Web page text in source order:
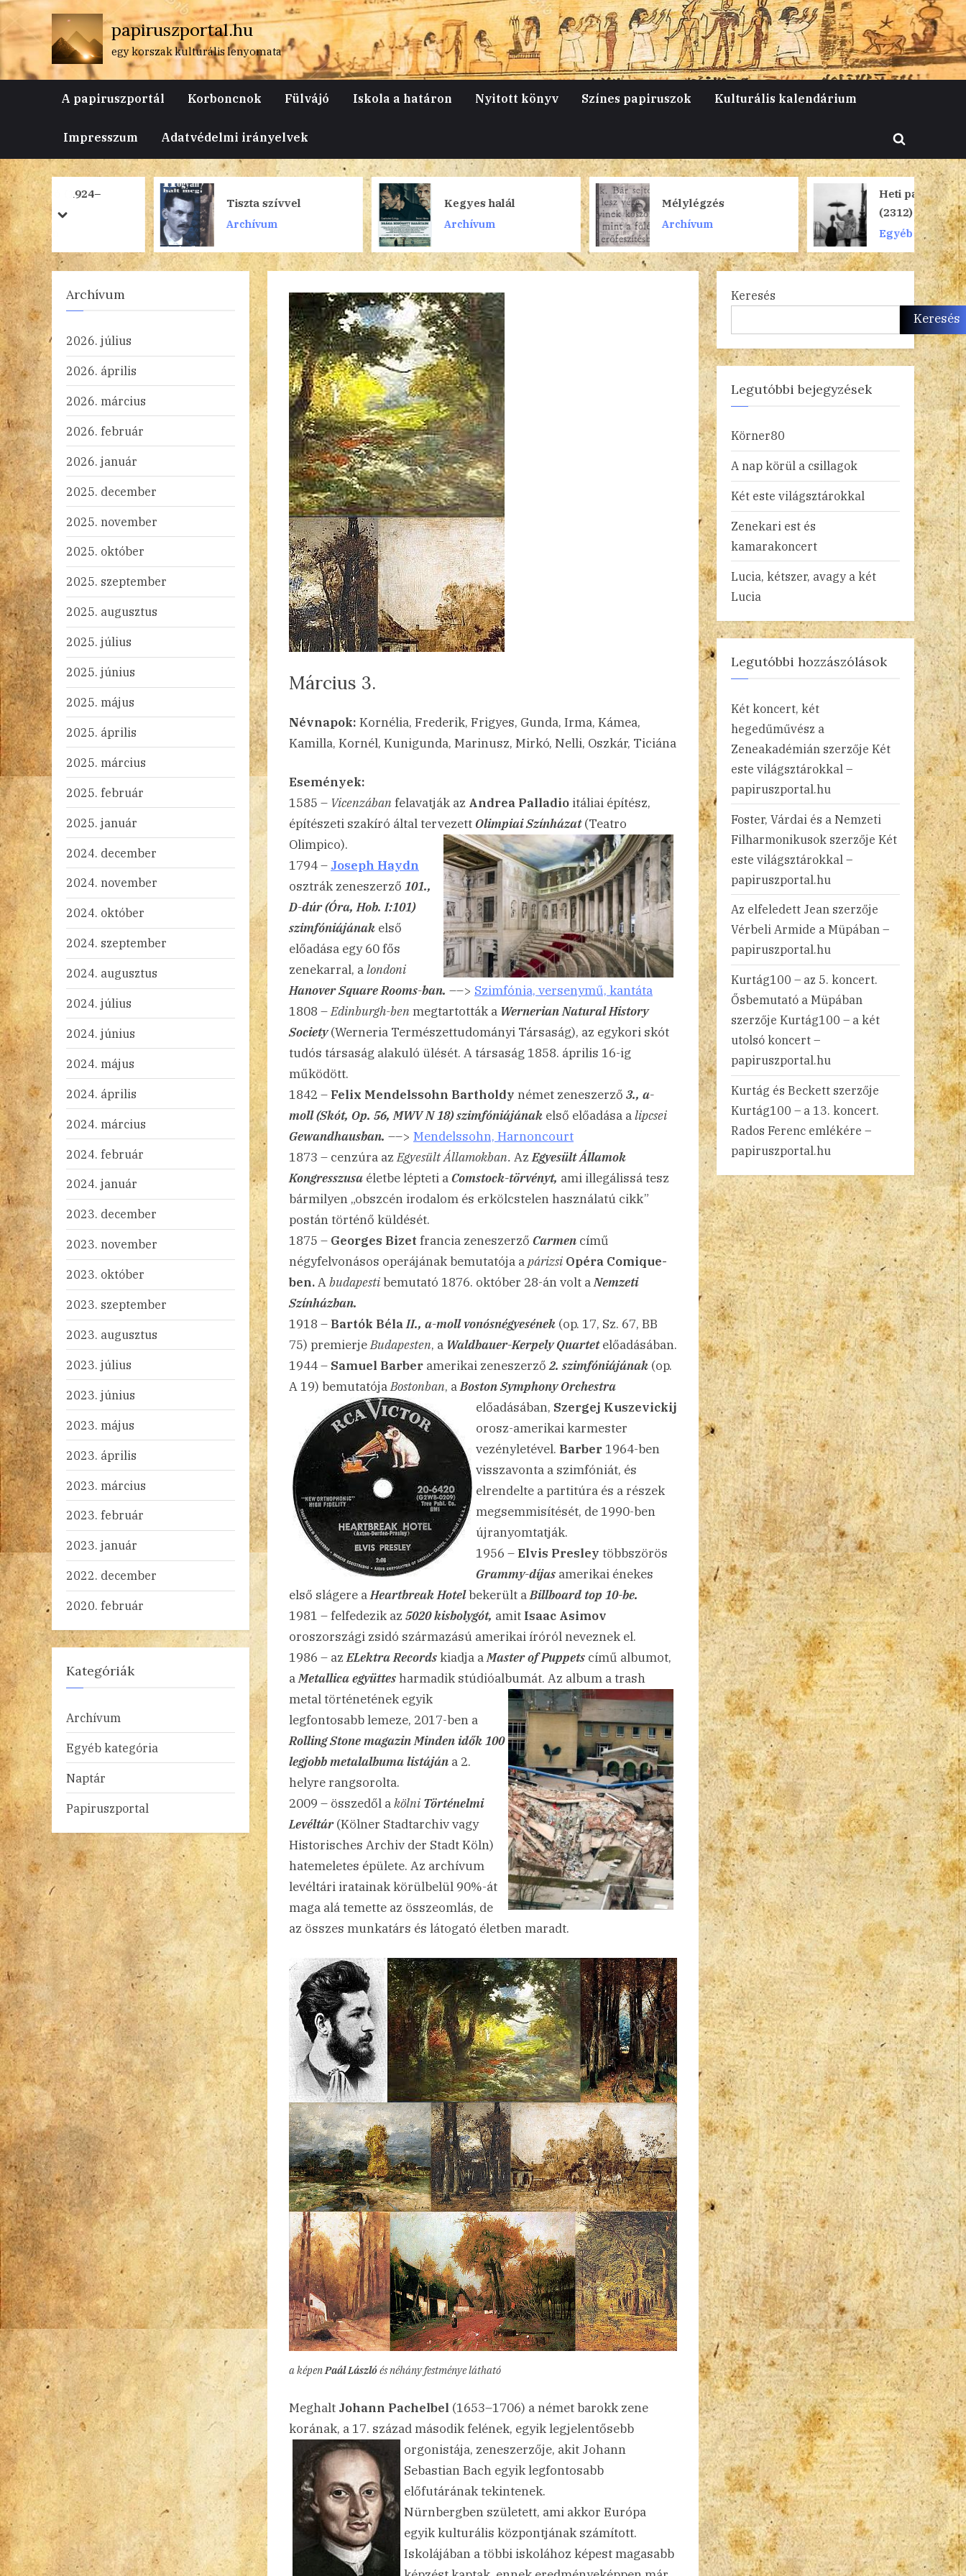
Skip
to
content
papiruszportal.hu
egy korszak kulturális lenyomata
A papiruszportál Korboncnok Fülvájó Iskola a határon Nyitott könyv Színes papiruszok Kulturális kalendárium
Impresszum Adatvédelmi irányelvek
Toggle
search
form
Tiszta szívvel
Archívum
Kegyes halál
Archívum
Mélylégzés
Archívum
Heti papiruszok
(2312)
Egyéb kategória
prev
next
Március 3.
2023.03.03.
Nincs hozzászólása(z)
Március
3.
Névnapok: Kornélia, Frederik, Frigyes, Gunda, Irma, Kámea,
Kamilla, Kornél, Kunigunda, Marinusz, Mirkó, Nelli, Oszkár, Ticiána
Események:
1585 – Vicenzábanfelavatják az Andrea Palladio itáliai építész,
építészeti szakíró által tervezett Olimpiai Színházat(Teatro
Olimpico).
1794 – Joseph Haydn
osztrák zeneszerző 101.,
D-dúr (Óra, Hob. I:101)
szimfóniájának első
előadása egy 60 fős
zenekarral, alondoni
Hanover Square Rooms-ban. ––> Szimfónia, versenymű, kantáta
1808 –Edinburgh-benmegtartották a Wernerian Natural History
Society(Werneria Természettudományi Társaság), az egykori skót
tudós társaság alakuló ülését. A társaság 1858. április 16-ig
működött.
1842 – Felix Mendelssohn Bartholdy német zeneszerző 3., a-
moll (Skót, Op. 56, MWV N 18) szimfóniájának első előadása alipcsei
Gewandhausban. ––> Mendelssohn, Harnoncourt
1873 – cenzúra azEgyesült Államokban. AzEgyesült Államok
Kongresszusa életbe lépteti aComstock-törvényt, ami illegálissá tesz
bármilyen „obszcén irodalom és erkölcstelen használatú cikk”
postán történő küldését.
1875 – Georges Bizet francia zeneszerző Carmen című
négyfelvonásos operájának bemutatója apárizsi Opéra Comique-
ben.Abudapestibemutató 1876. október 28-án volt aNemzeti
Színházban.
1918 – Bartók BélaII., a-moll vonósnégyesének (op. 17, Sz. 67, BB
75) premierjeBudapesten, a Waldbauer-Kerpely Quartetelőadásában.
1944 – Samuel Barber amerikai zeneszerző2. szimfóniájának (op.
A 19) bemutatójaBostonban, aBoston SymphonyOrchestra
előadásában, Szergej Kuszevickij
orosz-amerikai karmester
vezényletével. Barber 1964-ben
visszavonta a szimfóniát, és
elrendelte a partitúra és a részek
megsemmisítését, de 1990-ben
újranyomtatják.
1956 –Elvis Presley többszörös
Grammy-díjas amerikai énekes
első slágere aHeartbreak Hotelbekerült aBillboard top 10-be.
1981 – felfedezik az 5020 kisbolygót, amit Isaac Asimov
oroszországi zsidó származású amerikai íróról neveznek el.
1986 – azELektra Recordskiadja aMaster of Puppets című albumot,
aMetallica együttesharmadik stúdióalbumát. Az album a trash
metal történetének egyik
legfontosabb lemeze, 2017-ben a
Rolling Stone magazin Minden idők 100
legjobb metalalbuma listáján a 2.
helyre rangsorolta.
2009 – összedől akölni Történelmi
Levéltár(Kölner Stadtarchiv vagy
Historisches Archiv der Stadt Köln)
hatemeletes épülete. Az archívum
levéltári iratainak körülbelül 90%-át
maga alá temette az összeomlás, de
az összes munkatárs és látogató életben maradt.
a képenPaál Lászlóés néhány festménye látható
Meghalt Johann Pachelbel (1653–1706) a német barokk zene
korának, a 17. század második felének, egyik legjelentősebb
orgonistája, zeneszerzője, akit Johann
Sebastian Bach egyik legfontosabb
előfutárának tekintenek.
Nürnbergben született, ami akkor Európa
egyik kulturális központjának számított.
Iskolájában a többi iskolához képest magasabb
Archívum
2026. július
2026. április
2026. március
2026. február
2026. január
2025. december
2025. november
2025. október
2025. szeptember
2025. augusztus
2025. július
2025. június
2025. május
2025. április
2025. március
2025. február
2025. január
2024. december
2024. november
2024. október
2024. szeptember
2024. augusztus
2024. július
2024. június
2024. május
2024. április
2024. március
2024. február
2024. január
2023. december
2023. november
2023. október
2023. szeptember
2023. augusztus
2023. július
2023. június
2023. május
2023. április
2023. március
2023. február
2023. január
2022. december
2020. február
Kategóriák
Archívum
Egyéb kategória
Naptár
Papiruszportal
Keresés
Keresés
Legutóbbi bejegyzések
Körner80
A nap körül a csillagok
Két este világsztárokkal
Zenekari est és
kamarakoncert
Lucia, kétszer, avagy a két
Lucia
Legutóbbi hozzászólások
Két koncert, két
hegedűművész a
Zeneakadémián szerzője Két
este világsztárokkal –
papiruszportal.hu
Foster, Várdai és a Nemzeti
Filharmonikusok szerzője Két
este világsztárokkal –
papiruszportal.hu
Az elfeledett Jean szerzője
Vérbeli Armide a Müpában –
papiruszportal.hu
Kurtág100 – az 5. koncert.
Ősbemutató a Müpában
szerzője Kurtág100 – a két
utolsó koncert –
papiruszportal.hu
Kurtág és Beckett szerzője
Kurtág100 – a 13. koncert.
Rados Ferenc emlékére –
papiruszportal.hu